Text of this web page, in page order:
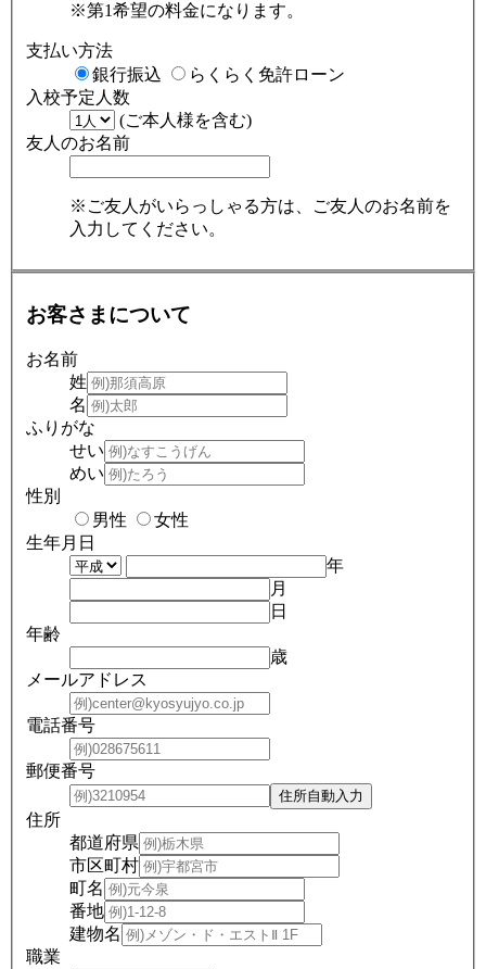
※第1希望の料金になります。
支払い方法
銀行振込
らくらく免許ローン
入校予定人数
(ご本人様を含む)
友人のお名前
※ご友人がいらっしゃる方は、ご友人のお名前を
入力してください。
お客さまについて
お名前
姓
名
ふりがな
せい
めい
性別
男性
女性
生年月日
年
月
日
年齢
歳
メールアドレス
電話番号
郵便番号
住所
都道府県
市区町村
町名
番地
建物名
職業